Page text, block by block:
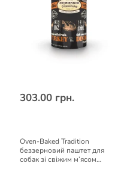
303.00 грн.
Oven-Baked Tradition
беззерновий паштет для
собак зі свіжим м’ясом